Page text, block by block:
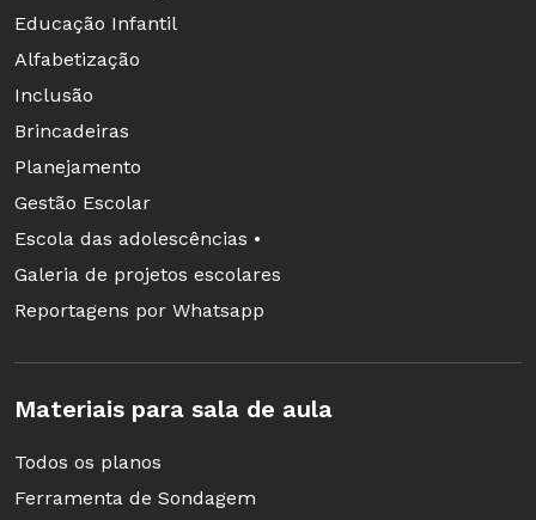
Educação Infantil
Alfabetização
Inclusão
Brincadeiras
Planejamento
Gestão Escolar
Escola das adolescências •
Galeria de projetos escolares
Reportagens por Whatsapp
Materiais para sala de aula
Todos os planos
Ferramenta de Sondagem